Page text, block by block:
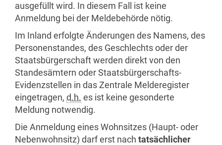
ausgefüllt wird. In diesem Fall ist keine
Anmeldung bei der Meldebehörde nötig.
Im Inland erfolgte Änderungen des Namens, des
Personenstandes, des Geschlechts oder der
Staatsbürgerschaft werden direkt von den
Standesämtern oder Staatsbürgerschafts-
Evidenzstellen in das Zentrale Melderegister
eingetragen, d.h. es ist keine gesonderte
Meldung notwendig.
Die Anmeldung eines Wohnsitzes (Haupt- oder
Nebenwohnsitz) darf erst nach tatsächlicher